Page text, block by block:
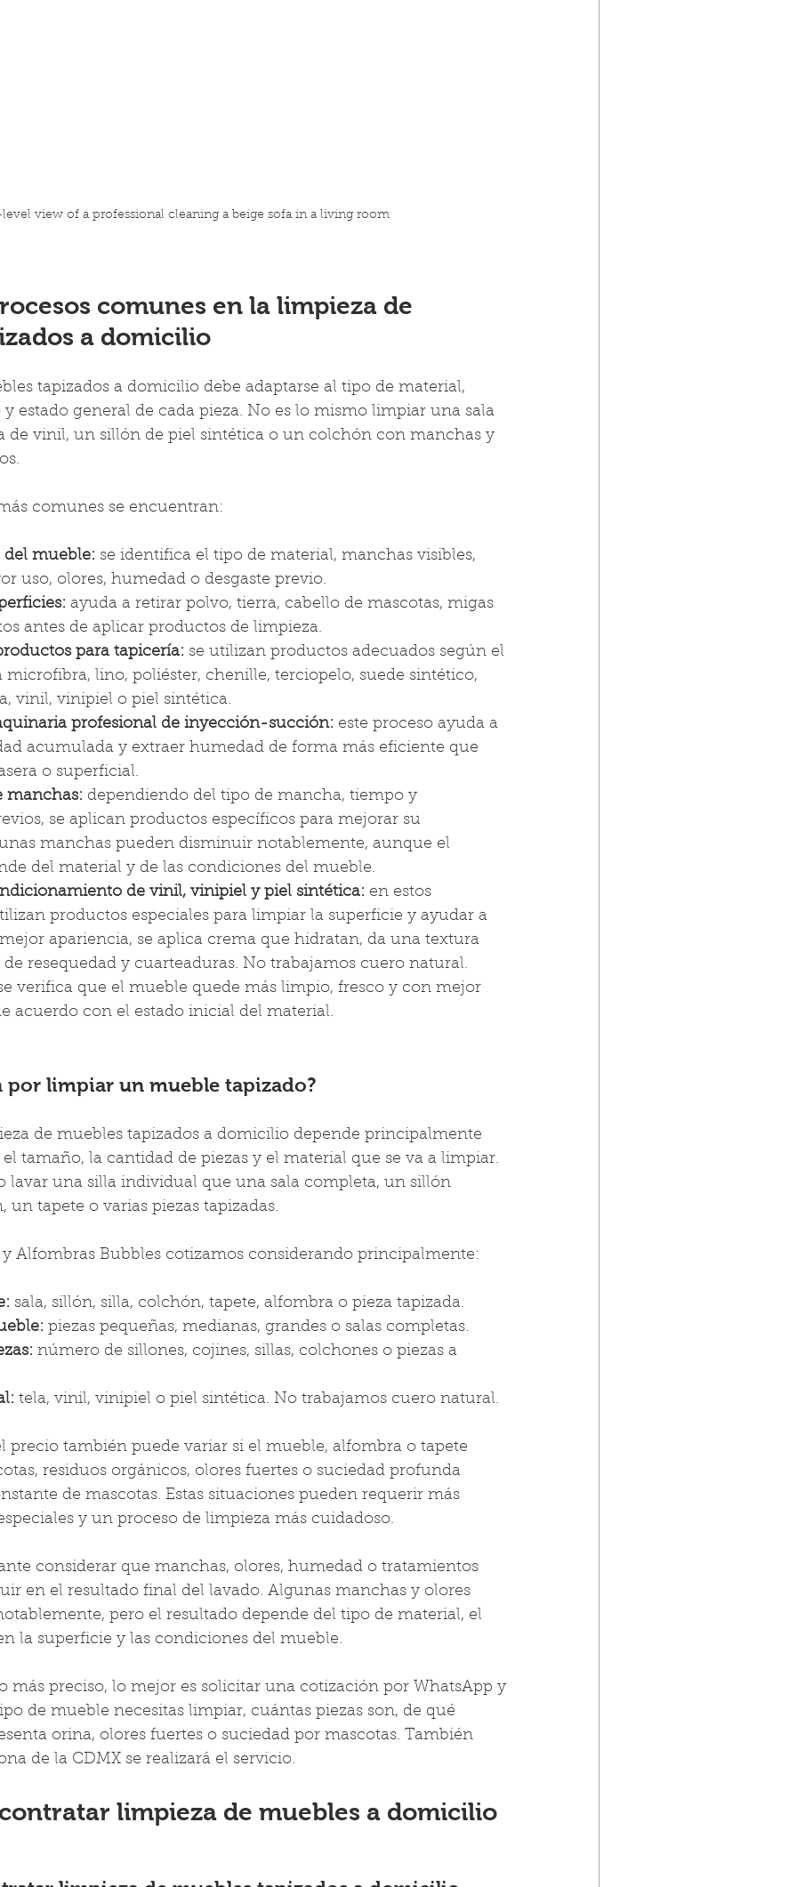
view of a professional cleaning a beige sofa in a living room
comunes en la limpieza de
a domicilio
tapizados a domicilio debe adaptarse al tipo de material,
estado general de cada pieza. No es lo mismo limpiar una sala
de vinil, un sillón de piel sintética o un colchón con manchas y
comunes se encuentran:
mueble: se identifica el tipo de material, manchas visibles,
uso, olores, humedad o desgaste previo.
ayuda a retirar polvo, tierra, cabello de mascotas, migas
antes de aplicar productos de limpieza.
para tapicería: se utilizan productos adecuados según el
microfibra, lino, poliéster, chenille, terciopelo, suede sintético,
vinil, vinipiel o piel sintética.
profesional de inyección-succión: este proceso ayuda a
acumulada y extraer humedad de forma más eficiente que
o superficial.
manchas: dependiendo del tipo de mancha, tiempo y
se aplican productos específicos para mejorar su
manchas pueden disminuir notablemente, aunque el
del material y de las condiciones del mueble.
de vinil, vinipiel y piel sintética: en estos
productos especiales para limpiar la superficie y ayudar a
apariencia, se aplica crema que hidratan, da una textura
resequedad y cuarteaduras. No trabajamos cuero natural.
verifica que el mueble quede más limpio, fresco y con mejor
acuerdo con el estado inicial del material.
por limpiar un mueble tapizado?
de muebles tapizados a domicilio depende principalmente
tamaño, la cantidad de piezas y el material que se va a limpiar.
lavar una silla individual que una sala completa, un sillón
un tapete o varias piezas tapizadas.
y Alfombras Bubbles cotizamos considerando principalmente:
sala, sillón, silla, colchón, tapete, alfombra o pieza tapizada.
piezas pequeñas, medianas, grandes o salas completas.
número de sillones, cojines, sillas, colchones o piezas a
tela, vinil, vinipiel o piel sintética. No trabajamos cuero natural.
precio también puede variar si el mueble, alfombra o tapete
residuos orgánicos, olores fuertes o suciedad profunda
de mascotas. Estas situaciones pueden requerir más
y un proceso de limpieza más cuidadoso.
considerar que manchas, olores, humedad o tratamientos
en el resultado final del lavado. Algunas manchas y olores
pero el resultado depende del tipo de material, el
la superficie y las condiciones del mueble.
más preciso, lo mejor es solicitar una cotización por WhatsApp y
de mueble necesitas limpiar, cuántas piezas son, de qué
orina, olores fuertes o suciedad por mascotas. También
de la CDMX se realizará el servicio.
limpieza de muebles a domicilio